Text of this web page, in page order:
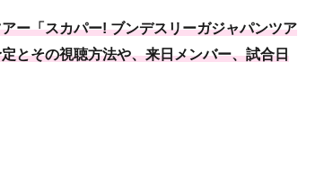
ー「スカパー! ブンデスリーガジャパンツア
とその視聴方法や、来日メンバー、試合日